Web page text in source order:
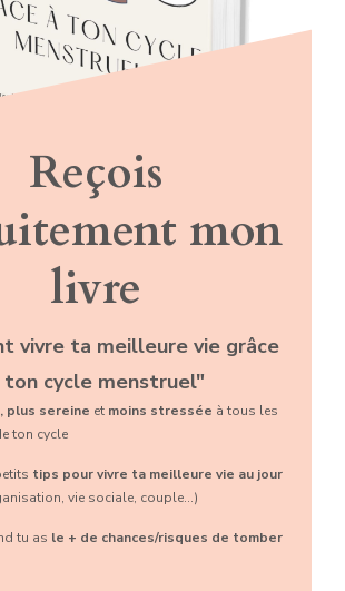
Reçois
mon
livre
vivre ta meilleure vie grâce
ton cycle menstruel"
plus sereine et moins stressée à tous les
ton cycle
tips pour vivre ta meilleure vie au jour
vie sociale, couple...)
tu as le + de chances/risques de tomber